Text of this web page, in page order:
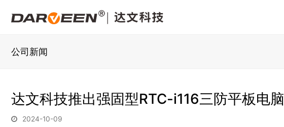
公司新闻
达文科技推出强固型RTC-i116三防平板电脑
2024-10-09